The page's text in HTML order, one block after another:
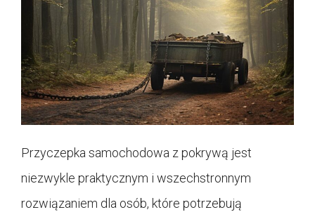
Przyczepka samochodowa z pokrywą jest
niezwykle praktycznym i wszechstronnym
rozwiązaniem dla osób, które potrzebują